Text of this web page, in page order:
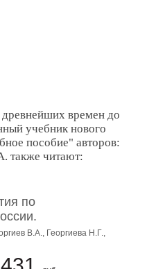
времен до
учебник нового
пособие" авторов:
также читают:
по
...
В.А., Георгиева Н.Г.,